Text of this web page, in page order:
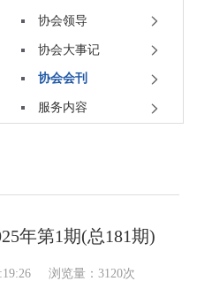
协会领导
协会大事记
协会会刊
服务内容
年第1期(总181期)
浏览量：3120次